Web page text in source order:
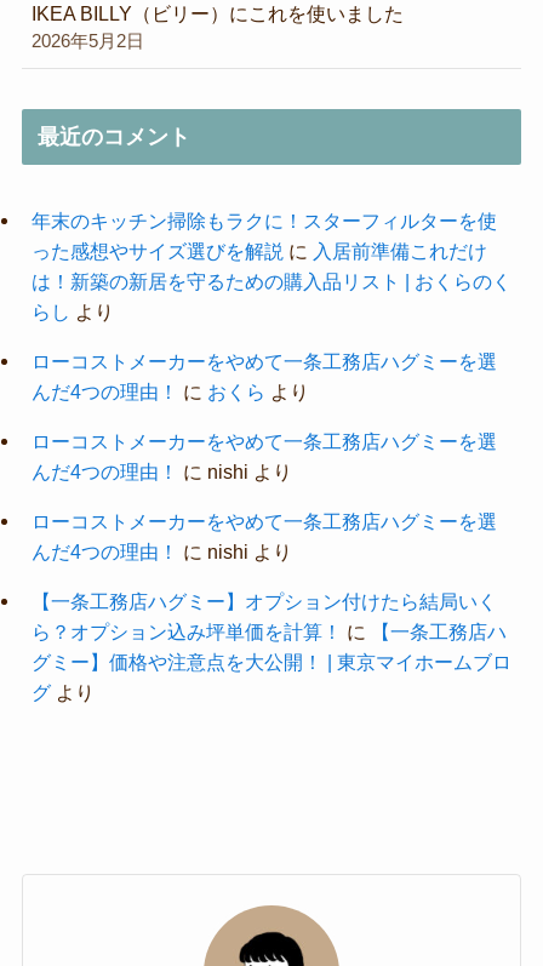
IKEA BILLY（ビリー）にこれを使いました
2026年5月2日
最近のコメント
年末のキッチン掃除もラクに！スターフィルターを使
った感想やサイズ選びを解説 に 入居前準備これだけ
は！新築の新居を守るための購入品リスト | おくらのく
らし より
ローコストメーカーをやめて一条工務店ハグミーを選
んだ4つの理由！
に おくら より
ローコストメーカーをやめて一条工務店ハグミーを選
んだ4つの理由！
に nishi より
ローコストメーカーをやめて一条工務店ハグミーを選
んだ4つの理由！
に nishi より
【一条工務店ハグミー】オプション付けたら結局いく
ら？オプション込み坪単価を計算！
に
【一条工務店ハ
グミー】価格や注意点を大公開！ | 東京マイホームブロ
グより